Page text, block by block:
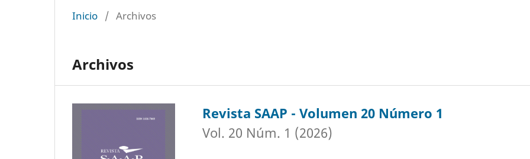
Inicio / Archivos
Archivos
Revista SAAP - Volumen 20 Número 1
Vol. 20 Núm. 1 (2026)